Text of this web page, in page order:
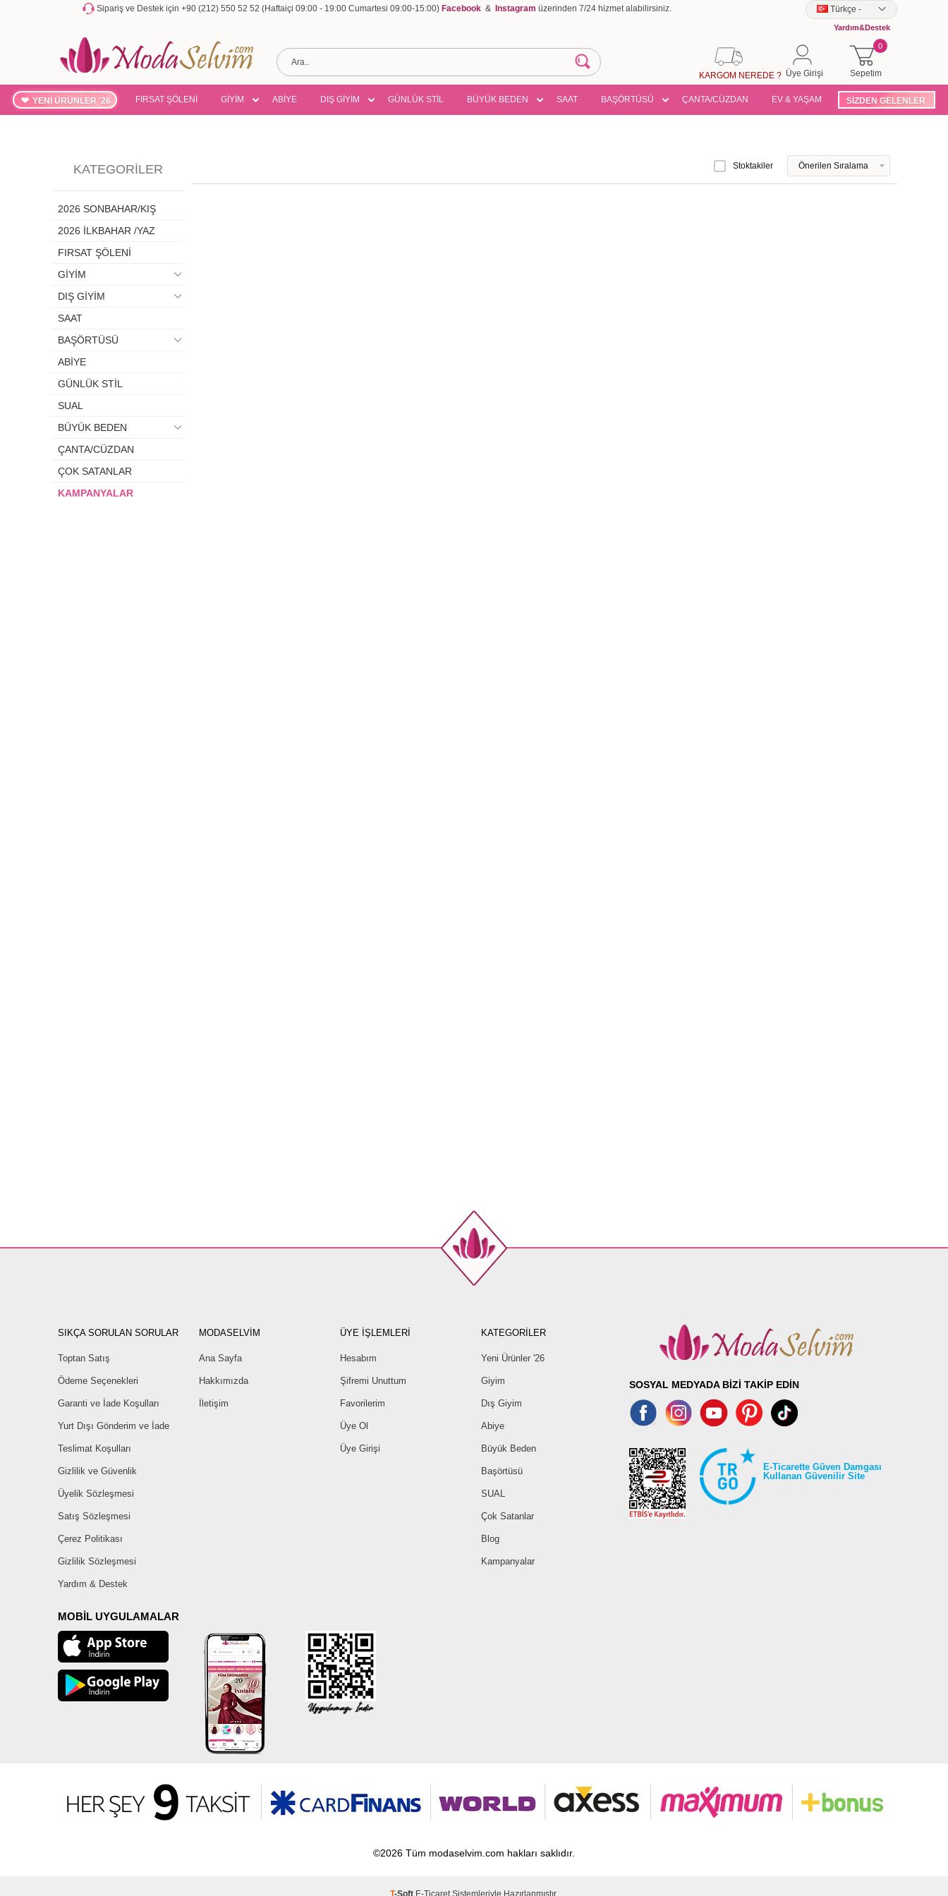
Sipariş ve Destek için +90 (212) 550 52 52 (Haftaiçi 09:00 - 19:00 Cumartesi 09:00-15:00) Facebook & Instagram üzerinden 7/24 hizmet alabilirsiniz. Türkçe -
Yardım&Destek
Sepetim
0
Üye Girişi
KARGOM NEREDE ?
YENİ ÜRÜNLER '26 FIRSAT ŞÖLENİ GİYİM ABİYE DIŞ GİYİM GÜNLÜK STİL BÜYÜK BEDEN SAAT BAŞÖRTÜSÜ ÇANTA/CÜZDAN EV & YAŞAM SİZDEN GELENLER
KATEGORILER
2026 SONBAHAR/KIŞ
2026 İLKBAHAR /YAZ
FIRSAT ŞÖLENİ
GİYİM
DIŞ GİYİM
SAAT
BAŞÖRTÜSÜ
ABİYE
GÜNLÜK STİL
SUAL
BÜYÜK BEDEN
ÇANTA/CÜZDAN
ÇOK SATANLAR
KAMPANYALAR
Stoktakiler
SIKÇA SORULAN SORULAR
Toptan Satış
Ödeme Seçenekleri
Garanti ve İade Koşulları
Yurt Dışı Gönderim ve İade
Teslimat Koşulları
Gizlilik ve Güvenlik
Üyelik Sözleşmesi
Satış Sözleşmesi
Çerez Politikası
Gizlilik Sözleşmesi
Yardım & Destek
MODASELVİM
Ana Sayfa
Hakkımızda
İletişim
ÜYE İŞLEMLERİ
Hesabım
Şifremi Unuttum
Favorilerim
Üye Ol
Üye Girişi
KATEGORİLER
Yeni Ürünler '26
Giyim
Dış Giyim
Abiye
Büyük Beden
Başörtüsü
SUAL
Çok Satanlar
Blog
Kampanyalar
MOBİL UYGULAMALAR
SOSYAL MEDYADA BİZİ TAKİP EDİN
E-Ticarette Güven Damgası
Kullanan Güvenilir Site
©2026 Tüm modaselvim.com hakları saklıdır.
T-Soft E-Ticaret Sistemleriyle Hazırlanmıştır.